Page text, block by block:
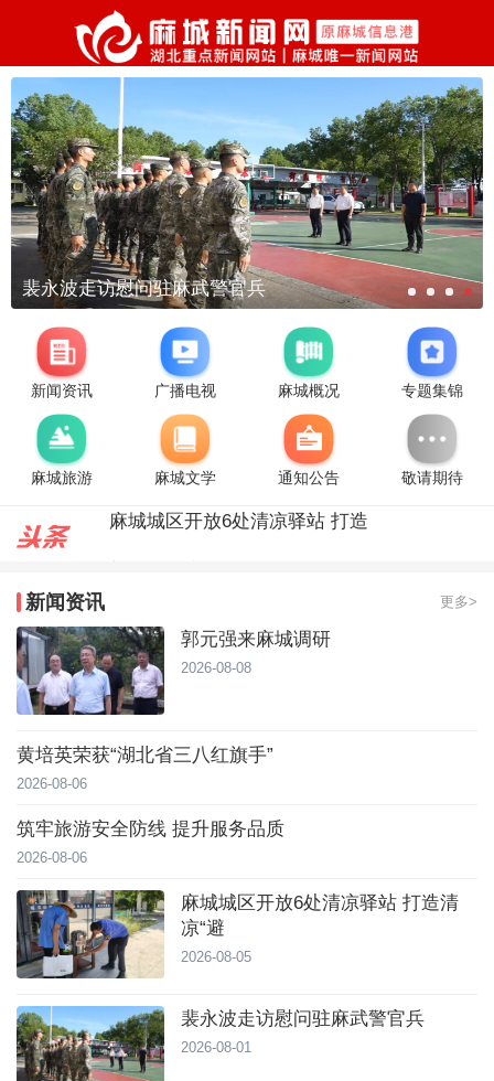
裴永波走访慰问驻麻武警官兵
新闻资讯 广播电视 麻城概况 专题集锦
麻城旅游 麻城文学 通知公告 敬请期待
郭元强来麻城调研
麻城城区开放6处清凉驿站 打造
新闻资讯 更多>
郭元强来麻城调研
2026-08-08
黄培英荣获“湖北省三八红旗手”
2026-08-06
筑牢旅游安全防线 提升服务品质
2026-08-06
麻城城区开放6处清凉驿站 打造清
凉“避
2026-08-05
裴永波走访慰问驻麻武警官兵
2026-08-01